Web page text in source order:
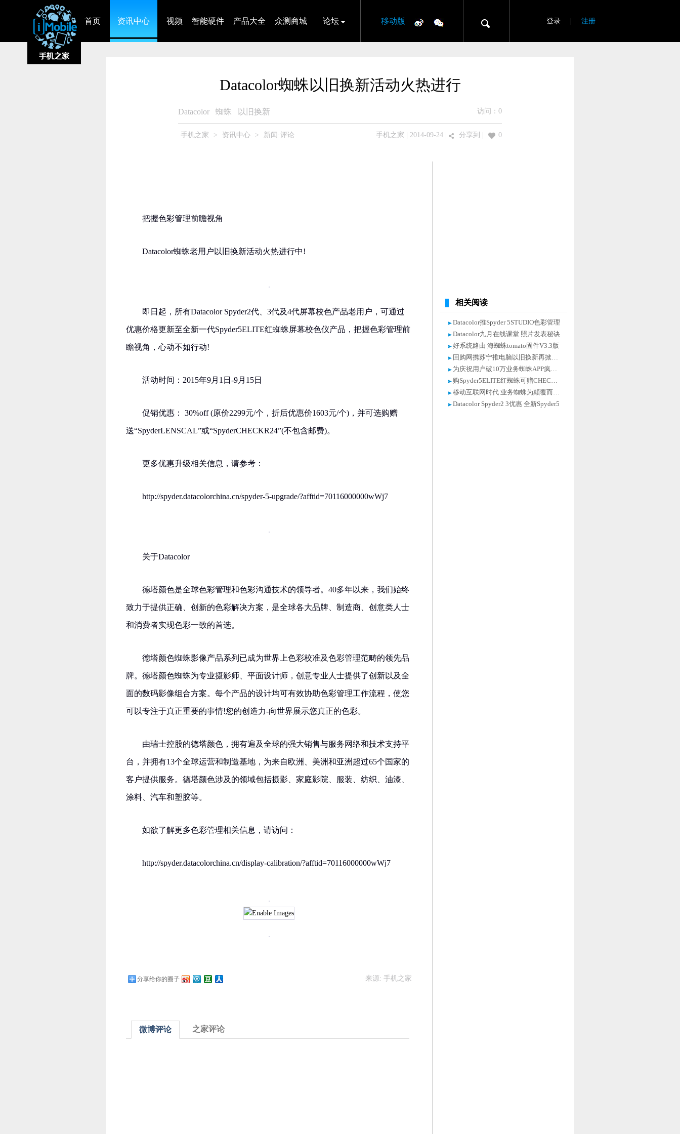
首页 资讯中心 视频 智能硬件 产品大全 众测商城 论坛 移动版 登录 注册
Datacolor蜘蛛以旧换新活动火热进行
Datacolor 蜘蛛 以旧换新 访问： 0
手机之家 > 资讯中心 > 新闻·评论 手机之家 | 2014-09-24 | 分享到 0
把握色彩管理前瞻视角
Datacolor蜘蛛老用户以旧换新活动火热进行中!
即日起，所有Datacolor Spyder2代、3代及4代屏幕校色产品老用户，可通过
优惠价格更新至全新一代Spyder5ELITE红蜘蛛屏幕校色仪产品，把握色彩管理前
瞻视角，心动不如行动!
活动时间：2015年9月1日-9月15日
促销优惠： 30%off (原价2299元/个，折后优惠价1603元/个)，并可选购赠
送“SpyderLENSCAL”或“SpyderCHECKR24”(不包含邮费)。
更多优惠升级相关信息，请参考：
http://spyder.datacolorchina.cn/spyder-5-upgrade/?afftid=70116000000wWj7
关于Datacolor
德塔颜色是全球色彩管理和色彩沟通技术的领导者。40多年以来，我们始终
致力于提供正确、创新的色彩解决方案，是全球各大品牌、制造商、创意类人士
和消费者实现色彩一致的首选。
德塔颜色蜘蛛影像产品系列已成为世界上色彩校准及色彩管理范畴的领先品
牌。德塔颜色蜘蛛为专业摄影师、平面设计师，创意专业人士提供了创新以及全
面的数码影像组合方案。每个产品的设计均可有效协助色彩管理工作流程，使您
可以专注于真正重要的事情!您的创造力-向世界展示您真正的色彩。
由瑞士控股的德塔颜色，拥有遍及全球的强大销售与服务网络和技术支持平
台，并拥有13个全球运营和制造基地，为来自欧洲、美洲和亚洲超过65个国家的
客户提供服务。德塔颜色涉及的领域包括摄影、家庭影院、服装、纺织、油漆、
涂料、汽车和塑胶等。
如欲了解更多色彩管理相关信息，请访问：
http://spyder.datacolorchina.cn/display-calibration/?afftid=70116000000wWj7
分享给你的圈子 来源: 手机之家
微博评论 之家评论
相关阅读
Datacolor推Spyder 5STUDIO色彩管理
Datacolor九月在线课堂 照片发表秘诀
好系统路由 海蜘蛛tomato固件V3.3版
回购网携苏宁推电脑以旧换新再掀波澜
为庆祝用户破10万业务蜘蛛APP疯狂派钱
购Spyder5ELITE红蜘蛛可赠CHECKR24
移动互联网时代 业务蜘蛛为颠覆而创新
Datacolor Spyder2 3优惠 全新Spyder5